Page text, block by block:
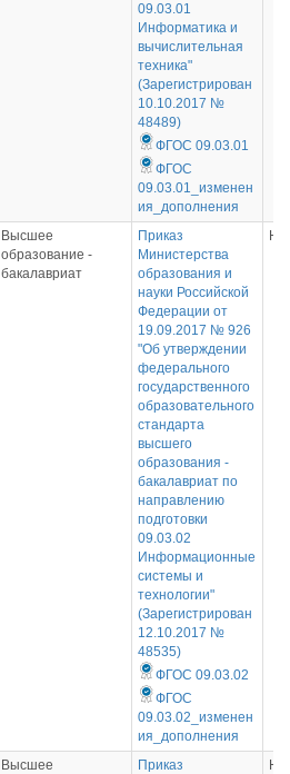
09.03.01
Информатика и
вычислительная
техника"
(Зарегистрирован
10.10.2017 №
48489)
ФГОС 09.03.01
ФГОС
09.03.01_изменен
ия_дополнения
Высшее
образование -
бакалавриат
Приказ
Министерства
образования и
науки Российской
Федерации от
19.09.2017 № 926
"Об утверждении
федерального
государственного
образовательного
стандарта
высшего
образования -
бакалавриат по
направлению
подготовки
09.03.02
Информационные
системы и
технологии"
(Зарегистрирован
12.10.2017 №
48535)
ФГОС 09.03.02
ФГОС
09.03.02_изменен
ия_дополнения
Не
Высшее
Приказ
Не